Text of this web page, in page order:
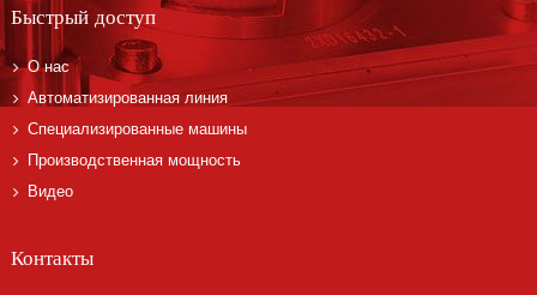
Быстрый доступ
О нас
Автоматизированная линия
Специализированные машины
Производственная мощность
Видео
Контакты